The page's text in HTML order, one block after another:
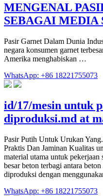
MENGENAL
SEBAGAI MEDIA
Pasir Garnet Dalam Dunia
negara konsumen garnet
Amerika menghabiskan …
WhatsApp: +86 18221755073
id/17/mesin untuk
diproduksi.md at
Pasir Putih Untuk Urukan
Praktis Dan Jaminan Kualitas
material utama untuk pekerjaan
besar beton terbagi antara
diproduksi dengan
WhatsApp: +86 18221755073